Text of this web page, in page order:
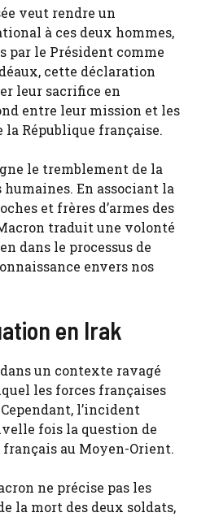
veut rendre un
à ces deux hommes,
par le Président comme
cette déclaration
leur sacrifice en
entre leur mission et les
République française.
le tremblement de la
En associant la
et frères d’armes des
traduit une volonté
dans le processus de
envers nos
en Irak
un contexte ravagé
les forces françaises
l’incident
fois la question de
au Moyen-Orient.
ne précise pas les
la mort des deux soldats,